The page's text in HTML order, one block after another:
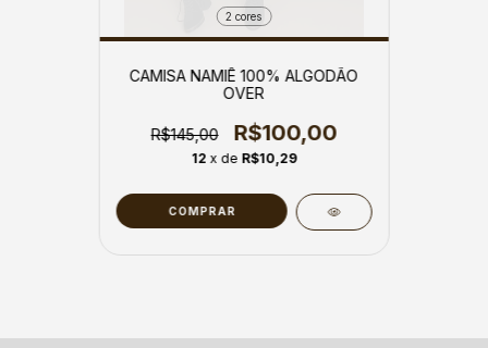
2 cores
CAMISA NAMIÊ 100% ALGODÃO
OVER
R$145,00 R$100,00
12 x de R$10,29
COMPRAR